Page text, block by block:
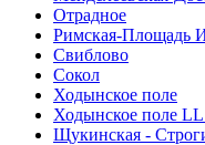
Отрадное
Римская-Площадь
Свиблово
Сокол
Ходынское поле
Ходынское поле
Щукинская -